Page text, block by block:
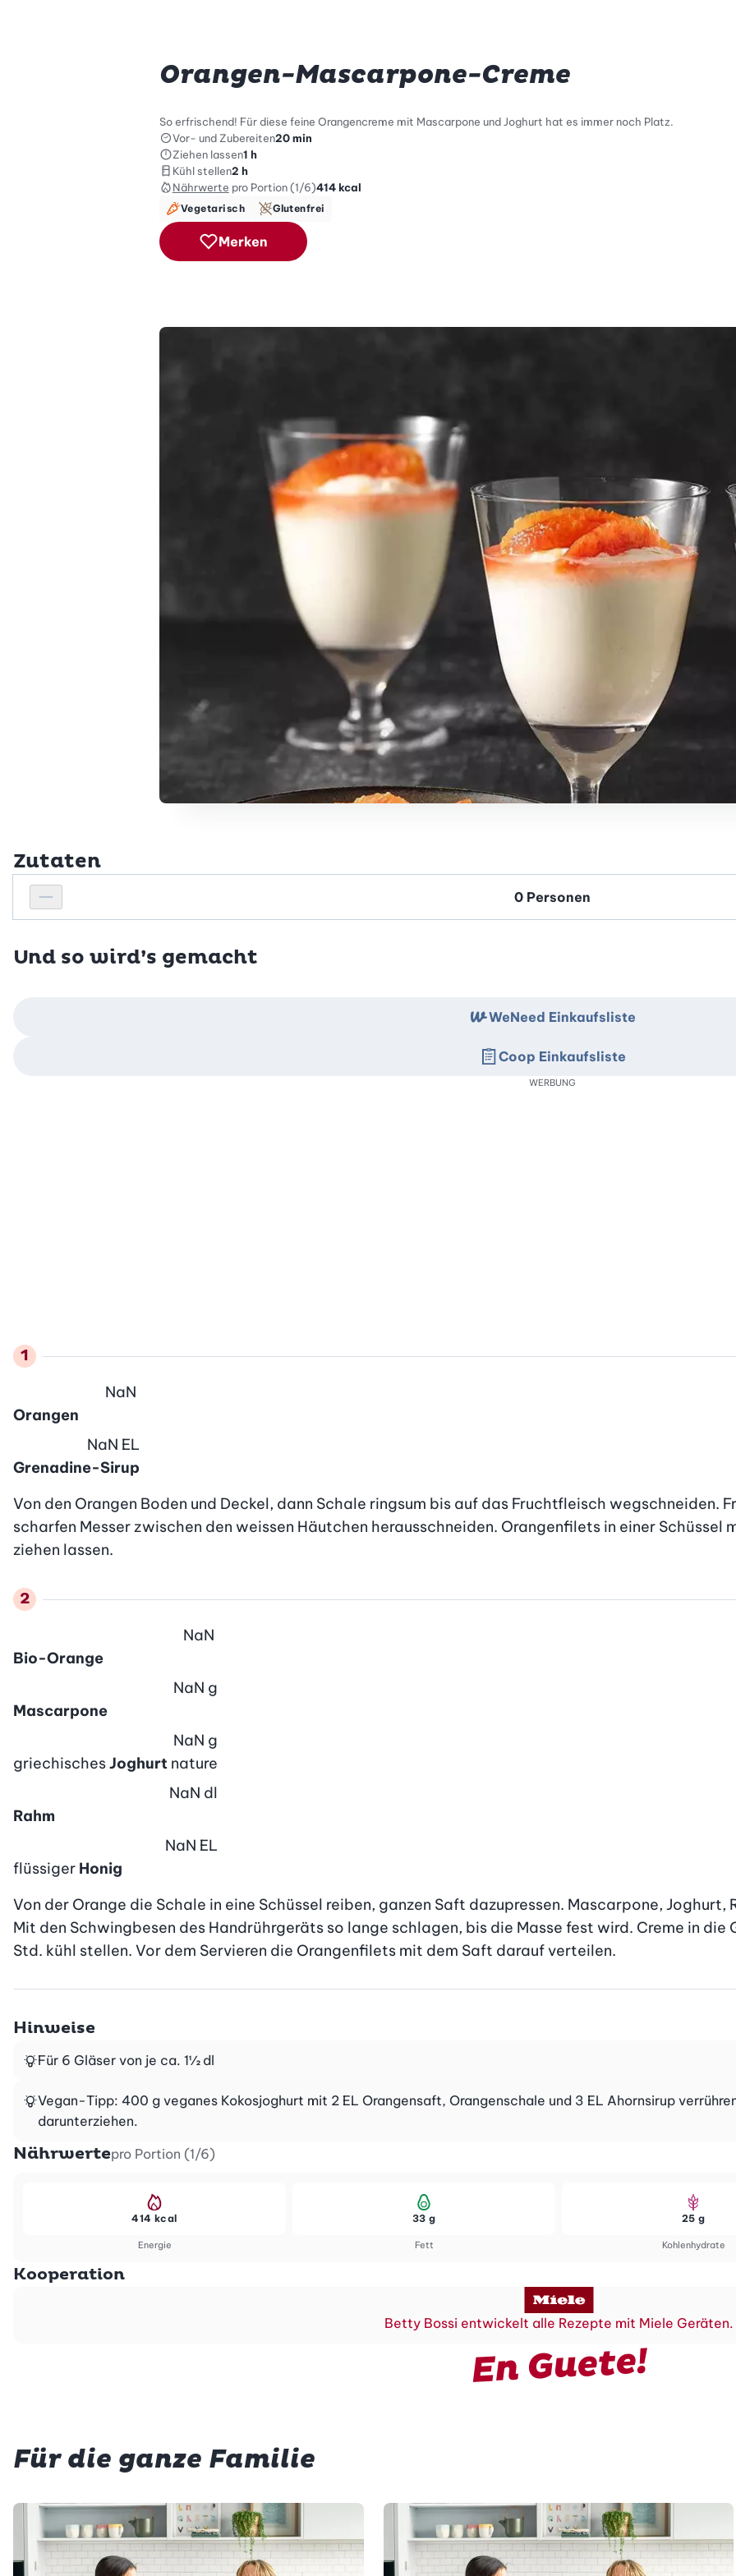
Orangen-Mascarpone-Creme
So erfrischend! Für diese feine Orangencreme mit Mascarpone und Joghurt hat es immer noch Platz.
Vor- und Zubereiten20 min
Ziehen lassen1 h
Kühl stellen2 h
Nährwerte pro Portion (1/6)414 kcal
Vegetarisch Glutenfrei
Merken
Zutaten
Personenanzahl verringern
Personenanzahl
Und so wird’s gemacht
Orangen
NaN
Grenadine-Sirup
NaN EL
Von den Orangen Boden und Deckel, dann Schale ringsum bis auf das Fruchtfleisch wegschneiden.
scharfen Messer zwischen den weissen Häutchen herausschneiden. Orangenfilets in einer Schüssel
ziehen lassen.
Bio-Orange
NaN
Mascarpone
NaN g
griechischesJoghurt nature
NaN g
Rahm
NaN dl
flüssiger Honig
NaN EL
Von der Orange die Schale in eine Schüssel reiben, ganzen Saft dazupressen. Mascarpone, Joghurt,
Mit den Schwingbesen des Handrührgeräts so lange schlagen, bis die Masse fest wird. Creme in
Std. kühl stellen. Vor dem Servieren die Orangenfilets mit dem Saft darauf verteilen.
WeNeed Einkaufsliste
Coop Einkaufsliste
WERBUNG
Hinweise
Für 6 Gläser von je ca. 1½ dl
Vegan-Tipp: 400 g veganes Kokosjoghurt mit 2 EL Orangensaft, Orangenschale und 3 EL Ahornsirup
darunterziehen.
Nährwertepro Portion (1/6)
Energie
414 kcal
Fett
33 g
Kohlenhydrate
25 g
Kooperation
Betty Bossi entwickelt alle Rezepte mit Miele Geräten.
En Guete!
Für die ganze Familie